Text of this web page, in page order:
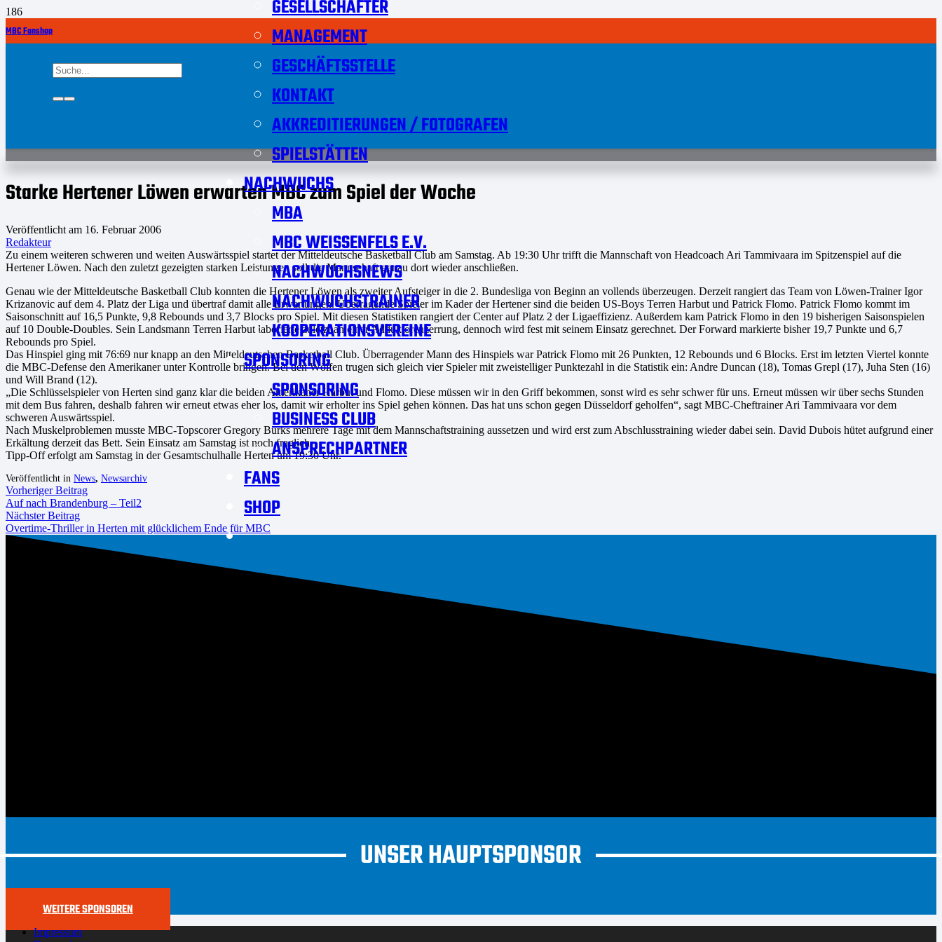
MBC Fanshop
GESELLSCHAFTER
MANAGEMENT
GESCHÄFTSSTELLE
KONTAKT
AKKREDITIERUNGEN / FOTOGRAFEN
SPIELSTÄTTEN
NACHWUCHS
MBA
MBC WEISSENFELS E.V.
NACHWUCHSNEWS
NACHWUCHSTRAINER
KOOPERATIONSVEREINE
SPONSORING
SPONSORING
BUSINESS CLUB
ANSPRECHPARTNER
FANS
SHOP
Starke Hertener Löwen erwarten MBC zum Spiel der Woche
Veröffentlicht am 16. Februar 2006
Redakteur
Zu einem weiteren schweren und weiten Auswärtsspiel startet der Mitteldeutsche Basketball Club am Samstag. Ab 19:30 Uhr trifft die Mannschaft von Headcoach Ari Tammivaara im Spitzenspiel auf die
Hertener Löwen. Nach den zuletzt gezeigten starken Leistungen soll die Mannschaft genau dort wieder anschließen.
Genau wie der Mitteldeutsche Basketball Club konnten die Hertener Löwen als zweiter Aufsteiger in die 2. Bundesliga von Beginn an vollends überzeugen. Derzeit rangiert das Team von Löwen-Trainer Igor
Krizanovic auf dem 4. Platz der Liga und übertraf damit alle Erwartungen. Überragende Spieler im Kader der Hertener sind die beiden US-Boys Terren Harbut und Patrick Flomo. Patrick Flomo kommt im
Saisonschnitt auf 16,5 Punkte, 9,8 Rebounds und 3,7 Blocks pro Spiel. Mit diesen Statistiken rangiert der Center auf Platz 2 der Ligaeffizienz. Außerdem kam Patrick Flomo in den 19 bisherigen Saisonspielen
auf 10 Double-Doubles. Sein Landsmann Terren Harbut laborierte zuletzt an einer Adduktorenzerrung, dennoch wird fest mit seinem Einsatz gerechnet. Der Forward markierte bisher 19,7 Punkte und 6,7
Rebounds pro Spiel.
Das Hinspiel ging mit 76:69 nur knapp an den Mitteldeutschen Basketball Club. Überragender Mann des Hinspiels war Patrick Flomo mit 26 Punkten, 12 Rebounds und 6 Blocks. Erst im letzten Viertel konnte
die MBC-Defense den Amerikaner unter Kontrolle bringen. Bei den Wölfen trugen sich gleich vier Spieler mit zweistelliger Punktezahl in die Statistik ein: Andre Duncan (18), Tomas Grepl (17), Juha Sten (16)
und Will Brand (12).
„Die Schlüsselspieler von Herten sind ganz klar die beiden Amerikaner Harbut und Flomo. Diese müssen wir in den Griff bekommen, sonst wird es sehr schwer für uns. Erneut müssen wir über sechs Stunden
mit dem Bus fahren, deshalb fahren wir erneut etwas eher los, damit wir erholter ins Spiel gehen können. Das hat uns schon gegen Düsseldorf geholfen“, sagt MBC-Cheftrainer Ari Tammivaara vor dem
schweren Auswärtsspiel.
Nach Muskelproblemen musste MBC-Topscorer Gregory Burks mehrere Tage mit dem Mannschaftstraining aussetzen und wird erst zum Abschlusstraining wieder dabei sein. David Dubois hütet aufgrund einer
Erkältung derzeit das Bett. Sein Einsatz am Samstag ist noch fraglich.
Tipp-Off erfolgt am Samstag in der Gesamtschulhalle Herten um 19:30 Uhr.
Veröffentlicht in News, Newsarchiv
Vorheriger Beitrag
Auf nach Brandenburg – Teil2
Nächster Beitrag
Overtime-Thriller in Herten mit glücklichem Ende für MBC
UNSER HAUPTSPONSOR
WEITERE SPONSOREN
Impressum